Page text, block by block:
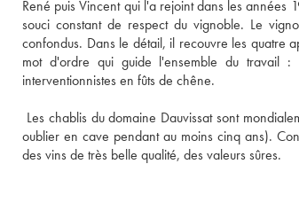
René puis Vincent qui l'a rejoint dans les années
souci constant de respect du vignoble. Le
confondus. Dans le détail, il recouvre les quatre
mot d'ordre qui guide l'ensemble du travail :
interventionnistes en fûts de chêne.
Les chablis du domaine Dauvissat sont
oublier en cave pendant au moins cinq ans).
des vins de très belle qualité, des valeurs sûres.